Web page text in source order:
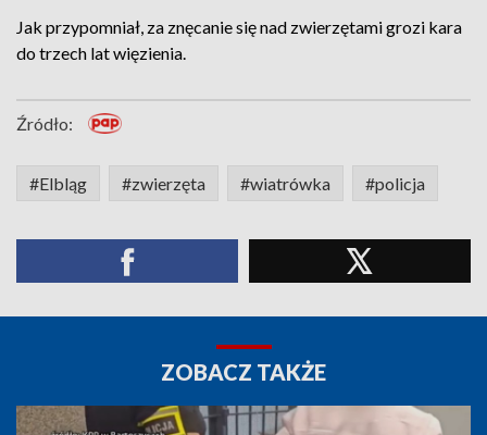
Jak przypomniał, za znęcanie się nad zwierzętami grozi kara
do trzech lat więzienia.
Źródło:
#Elbląg #zwierzęta #wiatrówka #policja
ZOBACZ TAKŻE